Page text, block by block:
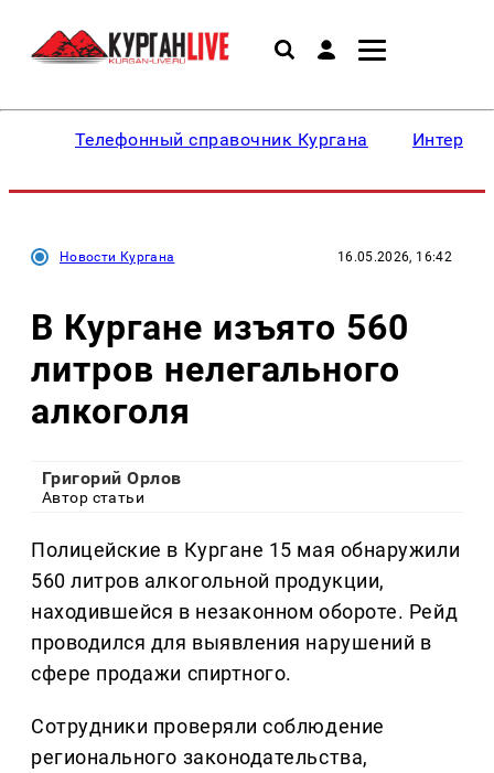
Телефонный справочник Кургана
Новости Кургана 16.05.2026, 16:42
В Кургане изъято 560
литров нелегального
алкоголя
Григорий Орлов
Автор статьи
Полицейские в Кургане 15 мая обнаружили
560 литров алкогольной продукции,
находившейся в незаконном обороте. Рейд
проводился для выявления нарушений в
сфере продажи спиртного.
Сотрудники проверяли соблюдение
регионального законодательства,